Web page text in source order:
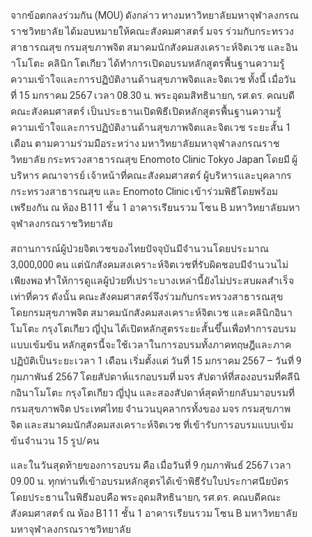
จากข้อตกลงร่วมกัน (MOU) ดังกล่าว ทางมหาวิทยาลัยมหาจุฬาลงกรณ
ราชวิทยาลัย ได้มอบหมายให้คณะสังคมศาสตร์ มจร ร่วมกับกระทรวง
สาธารณสุข กรมสุขภาพจิต สมาคมนักสังคมสงเคราะห์จิตเวช และอิน
าโมโตะ คลินิก โตเกียว ได้ทำการเปิดอบรมหลักสูตรพื้นฐานความรู้
ความเข้าใจและการปฏิบัติงานด้านสุขภาพจิตและจิตเวช ทั้งนี้ เมื่อวัน
ที่ 15 มกราคม 2567 เวลา 08.30 น. พระอุดมสิทธินายก, รศ.ดร. คณบดี
คณะสังคมศาสตร์ เป็นประธานเปิดพิธีเปิดหลักสูตรพื้นฐานความรู้
ความเข้าใจและการปฏิบัติงานด้านสุขภาพจิตและจิตเวช ระยะสั้น 1
เดือน ตามความร่วมมือระหว่าง มหาวิทยาลัยมหาจุฬาลงกรณราช
วิทยาลัย กระทรวงสาธารณสุข Enomoto Clinic Tokyo Japan โดยมี ผู้
บริหาร คณาจารย์ เจ้าหน้าที่คณะสังคมศาสตร์ ผู้บริหารและบุคลากร
กระทรวงสาธารณสุข และ Enomoto Clinic เข้าร่วมพิธีโดยพร้อม
เพรียงกัน ณ ห้อง B111 ชั้น 1 อาคารเรียนรวม โซน B มหาวิทยาลัยมหา
จุฬาลงกรณราชวิทยาลัย
สถานการณ์ผู้ป่วยจิตเวชของไทยปัจจุบันมีจำนวนโดยประมาณ
3,000,000 คน แต่นักสังคมสงเคราะห์จิตเวชที่รับผิดชอบมีจำนวนไม่
เพียงพอ ทำให้การดูแลผู้ป่วยที่เปราะบางเหล่านี้ยังไม่ประสบผลสำเร็จ
เท่าที่ควร ดังนั้น คณะสังคมศาสตร์จึงร่วมกับกระทรวงสาธารณสุข
โดยกรมสุขภาพจิต สมาคมนักสังคมสงเคราะห์จิตเวช และคลินิกอินา
โมโตะ กรุงโตเกียว ญี่ปุ่น ได้เปิดหลักสูตรระยะสั้นขึ้นเพื่อทำการอบรม
แบบเข้มข้น หลักสูตรนี้จะใช้เวลาในการอบรมทั้งภาคทฤษฎีและภาค
ปฏิบัติเป็นระยะเวลา 1 เดือน เริ่มตั้งแต่ วันที่ 15 มกราคม 2567 – วันที่ 9
กุมภาพันธ์ 2567 โดยสัปดาห์แรกอบรมที่ มจร สัปดาห์ที่สองอบรมที่คลีนิ
กอินาโมโตะ กรุงโตเกียว ญี่ปุ่น และสองสัปดาห์สุดท้ายกลับมาอบรมที่
กรมสุขภาพจิต ประเทศไทย จำนวนบุคลากรทั้งของ มจร กรมสุขภาพ
จิต และสมาคมนักสังคมสงเคราะห์จิตเวช ที่เข้ารับการอบรมแบบเข้ม
ข้นจำนวน 15 รูป/คน
และในวันสุดท้ายของการอบรม คือ เมื่อวันที่ 9 กุมภาพันธ์ 2567 เวลา
09.00 น. ทุกท่านที่เข้าอบรมหลักสูตรได้เข้าพิธีรับใบประกาศนียบัตร
โดยประธานในพิธีมอบคือ พระอุดมสิทธินายก, รศ.ดร. คณบดีคณะ
สังคมศาสตร์ ณ ห้อง B111 ชั้น 1 อาคารเรียนรวม โซน B มหาวิทยาลัย
มหาจุฬาลงกรณราชวิทยาลัย